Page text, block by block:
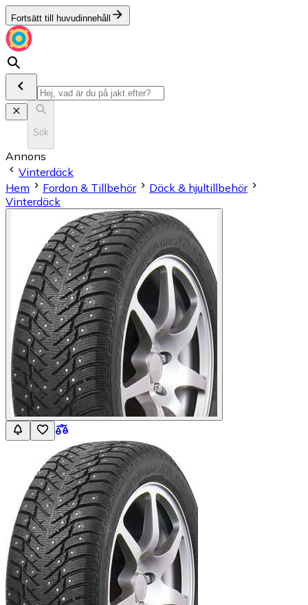
Fortsätt till huvudinnehåll
Sök
Annons
Vinterdäck
Hem
Fordon & Tillbehör
Däck & hjultillbehör
Vinterdäck